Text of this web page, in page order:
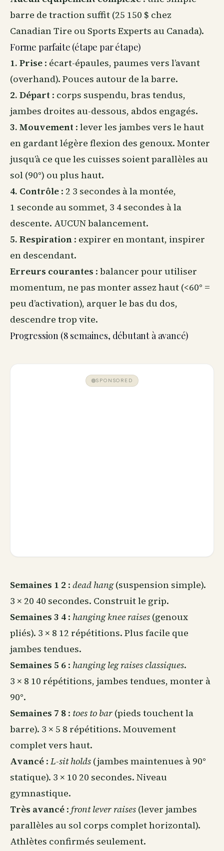
barre de traction suffit (25 150 $ chez
Canadian Tire ou Sports Experts au Canada).
Forme parfaite (étape par étape)
1. Prise : écart-épaules, paumes vers l’avant
(overhand). Pouces autour de la barre.
2. Départ : corps suspendu, bras tendus,
jambes droites au-dessous, abdos engagés.
3. Mouvement : lever les jambes vers le haut
en gardant légère flexion des genoux. Monter
jusqu’à ce que les cuisses soient parallèles au
sol (90°) ou plus haut.
4. Contrôle : 2 3 secondes à la montée,
1 seconde au sommet, 3 4 secondes à la
descente. AUCUN balancement.
5. Respiration : expirer en montant, inspirer
en descendant.
Erreurs courantes : balancer pour utiliser
momentum, ne pas monter assez haut (<60° =
peu d’activation), arquer le bas du dos,
descendre trop vite.
Progression (8 semaines, débutant à avancé)
SPONSORED
Semaines 1 2 : dead hang(suspension simple).
3 × 20 40 secondes. Construit le grip.
Semaines 3 4 : hanging knee raises (genoux
pliés). 3 × 8 12 répétitions. Plus facile que
jambes tendues.
Semaines 5 6 : hanging leg raises classiques.
3 × 8 10 répétitions, jambes tendues, monter à
90°.
Semaines 7 8 : toes to bar (pieds touchent la
barre). 3 × 5 8 répétitions. Mouvement
complet vers haut.
Avancé : L-sit holds (jambes maintenues à 90°
statique). 3 × 10 20 secondes. Niveau
gymnastique.
Très avancé : front lever raises (lever jambes
parallèles au sol corps complet horizontal).
Athlètes confirmés seulement.